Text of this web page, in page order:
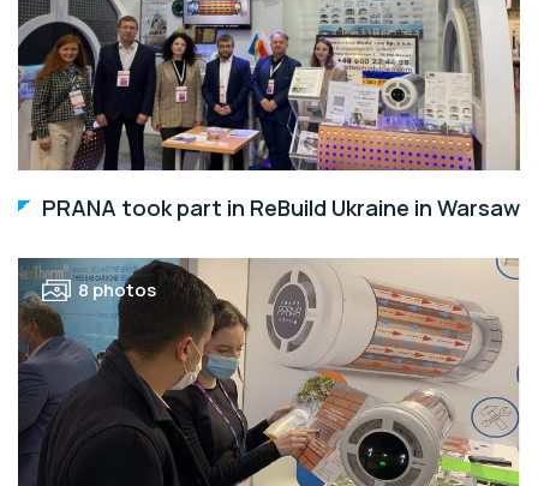
PRANA took part in ReBuild Ukraine in Warsaw
8 photos